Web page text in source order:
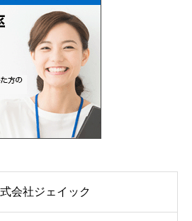
会社ジェイック